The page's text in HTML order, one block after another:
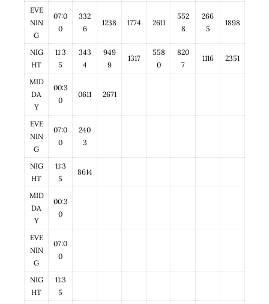
EVE
NIN
G
07:0
0
332
6
1238 1774 2611
552
8
266
5
1898
NIG
HT
11:3
5
343
4
949
9
1317
558
0
820
7
1116 2351
MID
DA
Y
00:3
0
0611 2671
EVE
NIN
G
07:0
0
240
3
NIG
HT
11:3
5
8614
MID
DA
Y
00:3
0
EVE
NIN
G
07:0
0
NIG
HT
11:3
5